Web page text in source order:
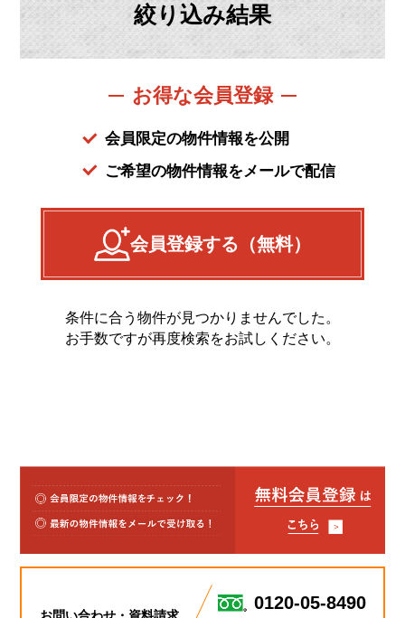
絞り込み結果
お得な会員登録
会員限定の物件情報を公開
ご希望の物件情報をメールで配信
会員登録する（無料）
条件に合う物件が見つかりませんでした。
お手数ですが再度検索をお試しください。
0120-05-8490